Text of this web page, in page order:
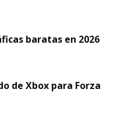
baratas en 2026
de Xbox para Forza